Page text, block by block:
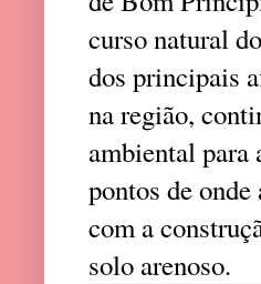
curso natural
dos principais
na região,
ambiental para
pontos de
com a
solo arenoso.